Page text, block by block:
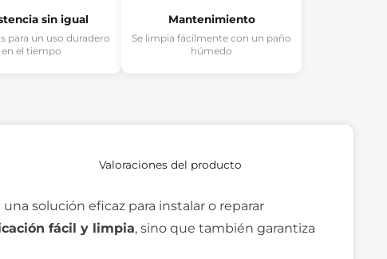
sin igual
para un uso duradero
en el tiempo
Mantenimiento
Se limpia fácilmente con un paño
húmedo
Valoraciones del producto
solución eficaz para instalar o reparar
fácil y limpia, sino que también garantiza